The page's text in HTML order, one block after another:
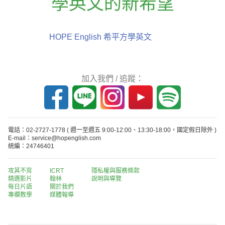
HOPE English 希平方學英文
加入我們 / 追蹤：
電話：02-2727-1778 ( 週一至週五 9:00-12:00、13:30-18:00，國定假日除外 )
E-mail：service@hopenglish.com
統編：24746401
攻其不背
精選影片
每日片語
專欄教學
ICRT
翰林
關於我們
媒體報導
隱私權與服務條款
說明與導覽